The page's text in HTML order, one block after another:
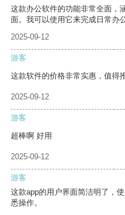
这款办公软件的功能非常全面，
面。我可以使用它来完成日常办
2025-09-12
游客
这款软件的价格非常实惠，值得
2025-09-12
游客
超棒啊 好用
2025-09-12
游客
这款app的用户界面简洁明了，
悉操作。